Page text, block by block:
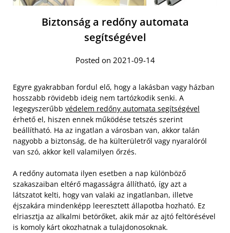
Biztonság a redőny automata
segítségével
Posted on 2021-09-14
Egyre gyakrabban fordul elő, hogy a lakásban vagy házban
hosszabb rövidebb ideig nem tartózkodik senki. A
legegyszerűbb védelem redőny automata segítségével
érhető el, hiszen ennek működése tetszés szerint
beállítható. Ha az ingatlan a városban van, akkor talán
nagyobb a biztonság, de ha külterületről vagy nyaralóról
van szó, akkor kell valamilyen őrzés.
A redőny automata ilyen esetben a nap különböző
szakaszaiban eltérő magasságra állítható, így azt a
látszatot kelti, hogy van valaki az ingatlanban, illetve
éjszakára mindenképp leeresztett állapotba hozható. Ez
elriasztja az alkalmi betörőket, akik már az ajtó feltörésével
is komoly kárt okozhatnak a tulajdonosoknak.